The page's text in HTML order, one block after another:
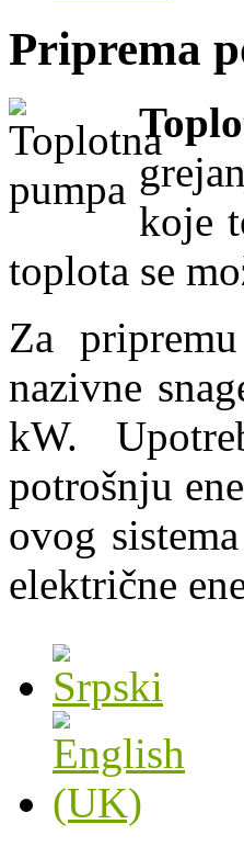
Priprema
koje
toplota se
Za
nazivne
kW.
potrošnju
ovog
električne